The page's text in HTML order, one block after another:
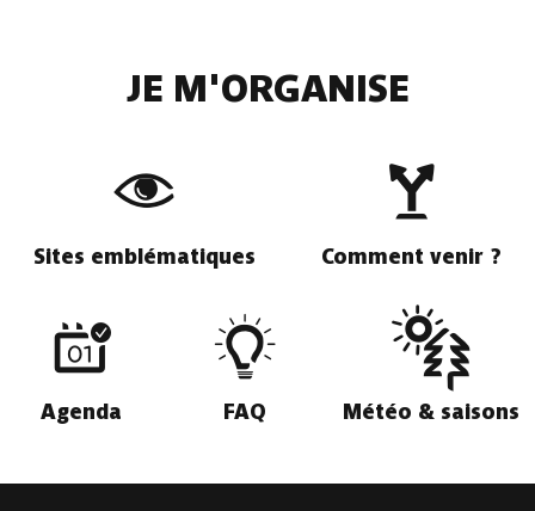
JE M'ORGANISE
Sites emblématiques Comment venir ?
Agenda FAQ Météo & saisons